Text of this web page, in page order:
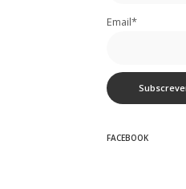
Email*
FACEBOOK